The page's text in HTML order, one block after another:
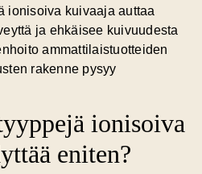
ionisoiva kuivaaja auttaa
ja ehkäisee kuivuudesta
ammattilaistuotteiden
rakenne pysyy
ionisoiva
eniten?